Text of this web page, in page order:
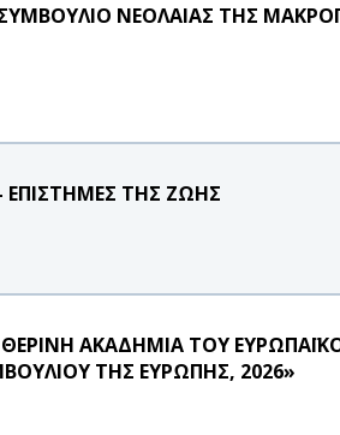
ΝΕΟΛΑΙΑΣ ΤΗΣ
ΕΠΙΣΤΗΜΕΣ ΤΗΣ ΖΩΗΣ
ΑΚΑΔΗΜΙΑ ΤΟΥ
ΤΗΣ ΕΥΡΩΠΗΣ, 2026»